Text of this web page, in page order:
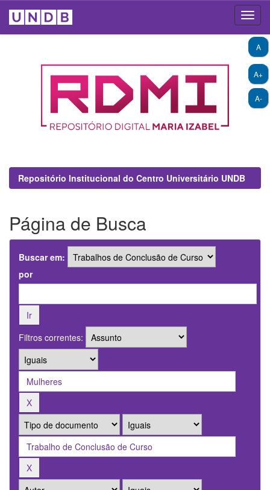
A+
A-
A
Repositório Institucional do Centro Universitário UNDB
Página de Busca
Buscar em:
por
Filtros correntes: